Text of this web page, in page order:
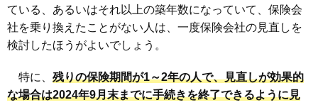
ている、あるいはそれ以上の築年数になっていて、保険会
社を乗り換えたことがない人は、一度保険会社の見直しを
検討したほうがよいでしょう。
特に、 残りの保険期間が1～2年の人で、見直しが効果的
な場合は2024年9月末までに手続きを終了できるように見